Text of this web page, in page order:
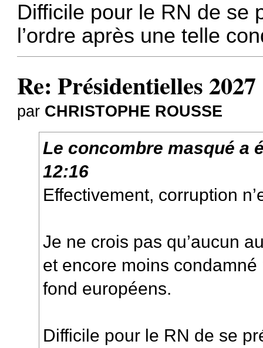
Difficile pour le RN de se
l’ordre après une telle
Re: Présidentielles 2027
par CHRISTOPHE ROUSSE
Le concombre masqué a
12:16
Effectivement, corruption
Je ne crois pas qu’aucun
et encore moins
fond européens.
Difficile pour le RN de se